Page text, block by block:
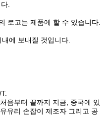
.
로고는 제품에 할 수 있습니다.
에 보내질 것입니다.
음부터 끝까지 지금, 중국에 있
유리 손잡이 제조자 그리고 공